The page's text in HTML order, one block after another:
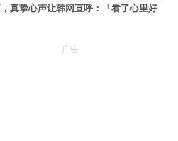
真挚心声让韩网直呼：「看了心里好
广告